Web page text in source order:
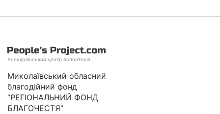
Всеукраїнський центр волонтерів
Миколаївський обласний
благодійний фонд
“РЕГІОНАЛЬНИЙ ФОНД
БЛАГОЧЕСТЯ”